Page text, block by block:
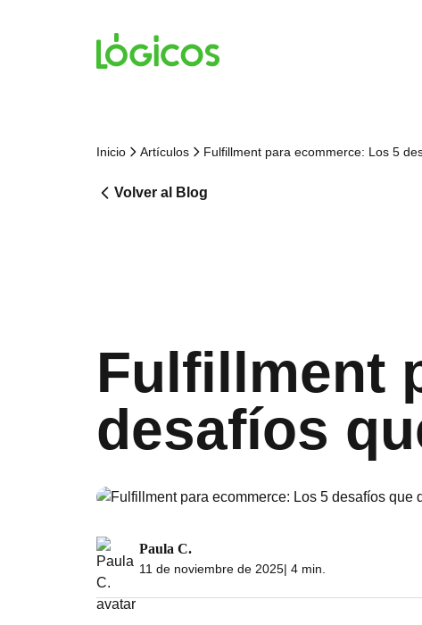
Inicio Artículos Fulfillment para ecommerce: Los 5
Volver al Blog
Fulfillment
desafíos
Paula C.
11 de noviembre de 2025| 4 min.